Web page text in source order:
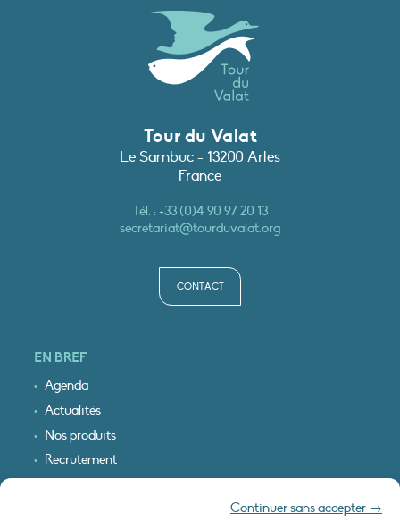
Continuer sans accepter →
Tour du Valat
Le Sambuc - 13200 Arles
France
Tél. :+33 (0)4 90 97 20 13
secretariat@tourduvalat.org
CONTACT
EN BREF
Agenda
Actualités
Nos produits
Recrutement